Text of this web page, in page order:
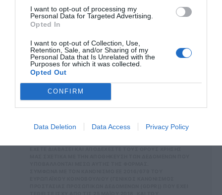
I want to opt-out of processing my
Personal Data for Targeted Advertising.
Opted In
I want to opt-out of Collection, Use,
Retention, Sale, and/or Sharing of my
Personal Data that Is Unrelated with the
Purposes for which it was collected.
Opted Out
CONFIRM
Data Deletion Data Access Privacy Policy
Εγγραφή
ΕΓΓΡΑΦΕΙΤΕ ΣΤΟ NEWSLETTER
ΜΑΣ